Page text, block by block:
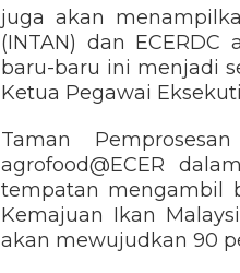
juga akan
(INTAN) dan
baru-baru ini menjadi
Ketua Pegawai
Taman
agrofood@ECER
tempatan mengambil
Kemajuan Ikan
akan mewujudkan 90